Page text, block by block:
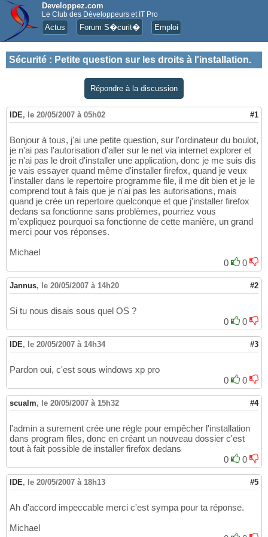
Developpez.com
Le Club des Développeurs et IT Pro
Actus Forum S�curit� Emploi
Sécurité : Petite question sur les droits à l'installation.
Répondre à la discussion
IDE, le 20/05/2007 à 05h02 #1
Bonjour à tous, j'ai une petite question, sur l'ordinateur du boulot,
je n'ai pas l'autorisation d'aller sur le net via internet explorer et
je n'ai pas le droit d'installer une application, donc je me suis dis
je vais essayer quand même d'installer firefox, quand je veux
l'installer dans le repertoire programme file, il me dit bien et je le
comprend tout à fais que je n'ai pas les autorisations, mais
quand je crée un repertoire quelconque et que j'installer firefox
dedans sa fonctionne sans problèmes, pourriez vous
m'expliquez pourquoi sa fonctionne de cette manière, un grand
merci pour vos réponses.
Michael
0
0
Jannus, le 20/05/2007 à 14h20 #2
Si tu nous disais sous quel OS ?
0
0
IDE, le 20/05/2007 à 14h34 #3
Pardon oui, c'est sous windows xp pro
0
0
scualm, le 20/05/2007 à 15h32 #4
l'admin a surement crée une régle pour empêcher l'installation
dans program files, donc en créant un nouveau dossier c'est
tout à fait possible de installer firefox dedans
0
0
IDE, le 20/05/2007 à 18h13 #5
Ah d'accord impeccable merci c'est sympa pour ta réponse.
Michael